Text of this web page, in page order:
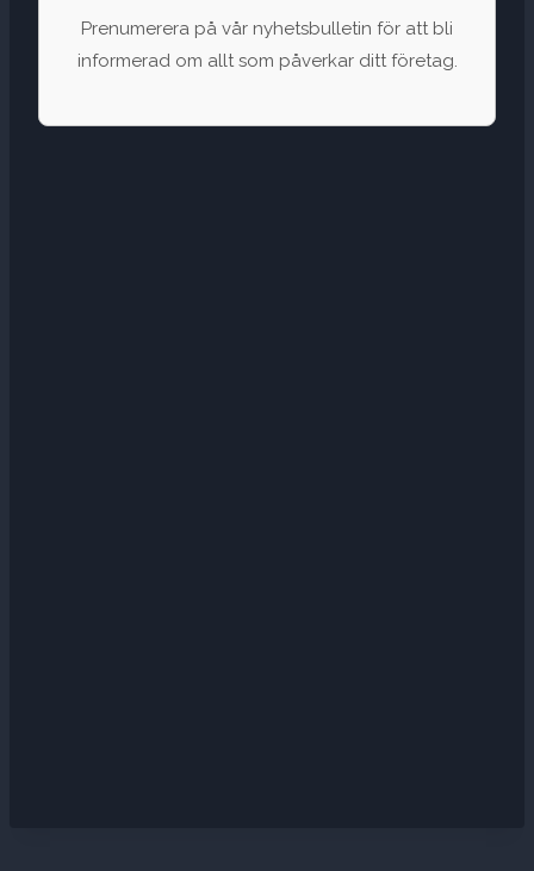
Prenumerera på vår nyhetsbulletin för att bli
informerad om allt som påverkar ditt företag.